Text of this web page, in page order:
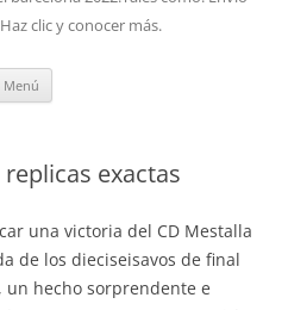
clic y conocer más.
Menú
exactas
una victoria del CD Mestalla
de los dieciseisavos de final
un hecho sorprendente e